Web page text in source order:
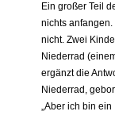
Ein großer Teil
nichts
nicht. Zwei
Niederrad
er­gänzt die
Niederrad,
„Aber ich bin